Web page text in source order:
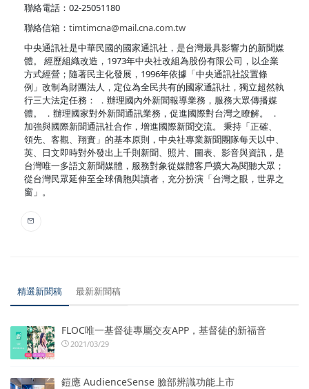
聯絡電話：02-25051180
聯絡信箱： timtimcna@mail.cna.com.tw
中央通訊社是中華民國的國家通訊社，是台灣最具影響力的新聞媒
體。 經歷組織改造，1973年中央社改組為股份有限公司，以企業
方式經營；隨著民主化發展，1996年依據「中央通訊社設置條
例」改制為財團法人，定位為全民共有的國家通訊社，獨立超然執
行三大法定任務： ．辦理國內外新聞報導業務，服務大眾傳播媒
體。 ．辦理國家對外新聞通訊業務，促進國際對台灣之瞭解。 ．
加強與國際新聞通訊社合作，增進國際新聞交流。 秉持「正確、
領先、客觀、翔實」的基本原則，中央社專業新聞團隊每天以中、
英、日文即時對外發出上千則新聞、照片、圖表、影音與資訊，是
台灣唯一多語文新聞媒體，服務對象從媒體客戶擴大為閱聽大眾；
從台灣民眾延伸至全球僑胞與讀者，充分扮演「台灣之眼，世界之
窗」。
精選新聞稿 最新新聞稿
FLOC唯一基督徒專屬交友APP，基督徒的新福音
2021/03/29
鎧應 AudienceSense 臉部辨識功能上市